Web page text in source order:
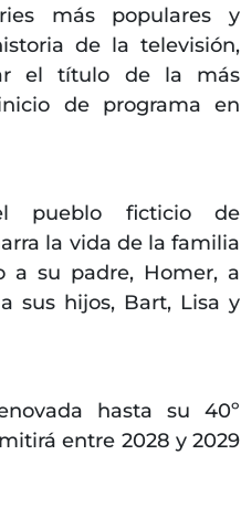
más populares y
de la televisión,
el título de la más
de programa en
pueblo ficticio de
la vida de la familia
a su padre, Homer, a
sus hijos, Bart, Lisa y
hasta su 40º
entre 2028 y 2029